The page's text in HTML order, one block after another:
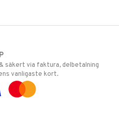
säkert via faktura, delbetalning
vanligaste kort.